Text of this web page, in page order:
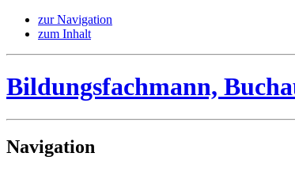
zur Navigation
zum Inhalt
Bildungsfachmann,
Navigation